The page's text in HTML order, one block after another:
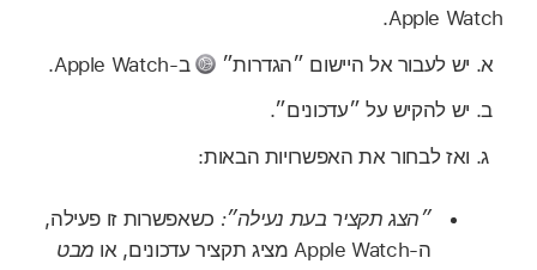
Apple Watch.
יש לעבור אל היישום ״הגדרות״
ב-Apple Watch.
יש להקיש על ״עדכונים״.
ואז לבחור את האפשרויות הבאות:
״הצג תקציר בעת נעילה״: כשאפשרות זו פעילה,
ה-Apple Watch מציג תקציר עדכונים, או
מבט